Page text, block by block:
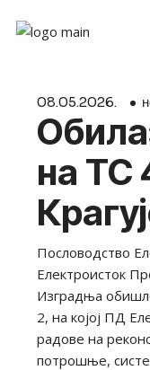
the
content
08.05.2026.
на ТС
Пословодство
Електроисток
Изградња
2, на којој ПД
радове на
потрошње,